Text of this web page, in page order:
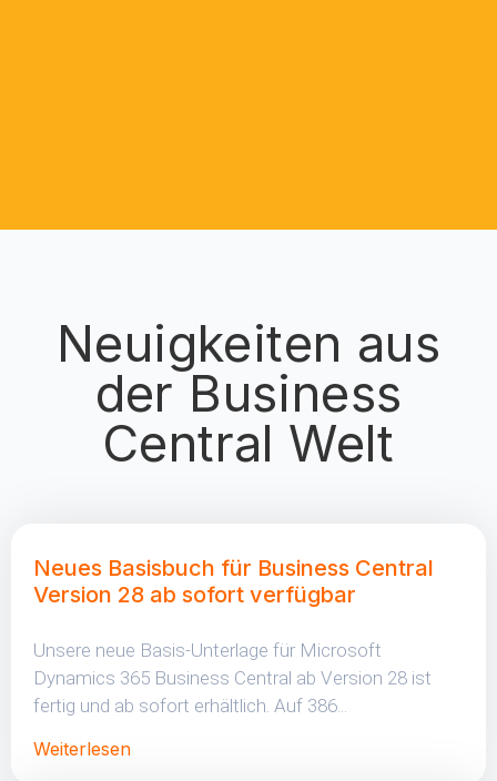
Neuigkeiten aus
der Business
Central Welt
Neues Basisbuch für Business Central
Version 28 ab sofort verfügbar
Unsere neue Basis-Unterlage für Microsoft
Dynamics 365 Business Central ab Version 28 ist
fertig und ab sofort erhältlich. Auf 386...
Weiterlesen